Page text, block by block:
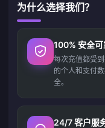
为什么选择我们？
100% 安全
每次充值都受
的个人和支付
全。
24/7 客户服